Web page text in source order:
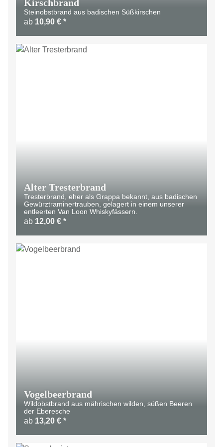
Kirschbrand
Steinobstbrand aus badischen Süßkirschen
ab 10,90 € *
Alter Tresterbrand
Tresterbrand, eher als Grappa bekannt, aus badischen
Gewürztraminertrauben, gelagert in einem unserer
entleerten Van Loon Whiskyfässern.
ab 12,00 € *
Vogelbeerbrand
Wildobstbrand aus mährischen wilden, süßen Beeren
der Eberesche
ab 13,20 € *